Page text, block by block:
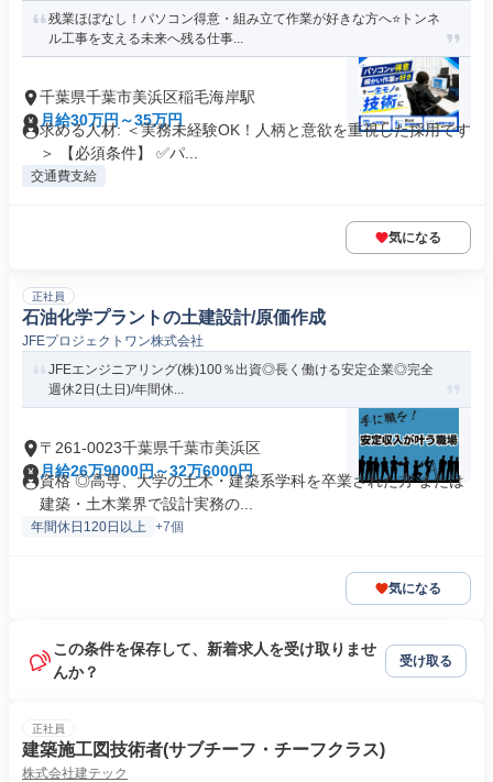
残業ほぼなし！パソコン得意・組み立て作業が好きな方へ⭐️トンネ
ル工事を支える未来へ残る仕事...
千葉県千葉市美浜区稲毛海岸駅
月給30万円～35万円
求める人材: ＜実務未経験OK！人柄と意欲を重視した採用です
＞ 【必須条件】 ✅パ...
交通費支給
気になる
正社員
石油化学プラントの土建設計/原価作成
JFEプロジェクトワン株式会社
JFEエンジニアリング(株)100％出資◎長く働ける安定企業◎完全
週休2日(土日)/年間休...
〒261-0023千葉県千葉市美浜区
月給26万9000円～32万6000円
資格 ◎高専、大学の土木・建築系学科を卒業された方 または
建築・土木業界で設計実務の...
年間休日120日以上 +7個
気になる
この条件を保存して、新着求人を受け取りませ
んか？
受け取る
正社員
建築施工図技術者(サブチーフ・チーフクラス)
株式会社建テック